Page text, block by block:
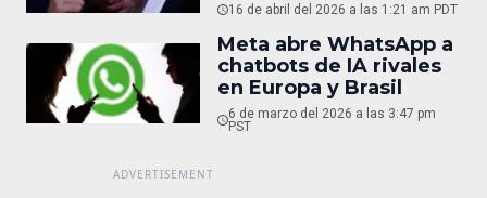
16 de abril del 2026 a las 1:21 am PDT
Meta abre WhatsApp a
chatbots de IA rivales
en Europa y Brasil
6 de marzo del 2026 a las 3:47 pm
PST